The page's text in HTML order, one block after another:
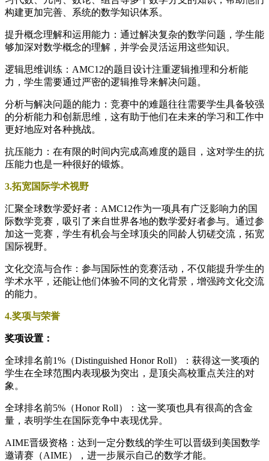
构建更加完善、系统的数学知识体系。
提升概念理解和运用能力：通过解决复杂的数学问题，学生能
够加深对数学概念的理解，并学会灵活运用这些知识。
逻辑思维训练：AMC12的题目设计注重逻辑推理和分析能
力，学生需要通过严密的逻辑推导来解决问题。
分析与解决问题的能力：竞赛中的难题往往需要学生具备较强
的分析能力和创新思维，这有助于他们在未来的学习和工作中
更好地应对各种挑战。
抗压能力：在有限的时间内完成高难度的题目，这对学生的抗
压能力也是一种很好的锻炼。
3.拓宽国际学术视野
汇聚全球数学爱好者：AMC12作为一项具有广泛影响力的国
际数学竞赛，吸引了来自世界各地的数学爱好者参与。通过参
加这一竞赛，学生有机会与全球顶尖的同龄人切磋交流，拓宽
国际视野。
文化交流与合作：参与国际性的竞赛活动，不仅能提升学生的
学术水平，还能让他们体验不同的文化背景，增强跨文化交流
的能力。
4.奖项与荣誉
奖项设置：
全球排名前1%（Distinguished Honor Roll）：获得这一奖项的
学生在全球范围内表现极为突出，是顶尖高校重点关注的对
象。
全球排名前5%（Honor Roll）：这一奖项也具有很高的含金
量，表明学生在国际竞争中表现优异。
AIME晋级资格：达到一定分数线的学生可以晋级到美国数学
邀请赛（AIME），进一步展示自己的数学才能。